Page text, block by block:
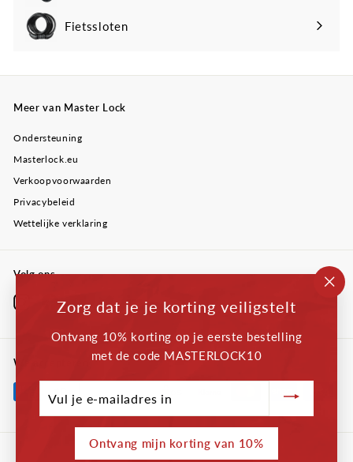
Fietssloten
Meer van Master Lock
Ondersteuning
Masterlock.eu
Verkoopvoorwaarden
Privacybeleid
Wettelijke verklaring
Volg ons
InstagramFacebookYouTubeTwitterLinkedIn
We accepteren
Zorg dat je je korting veiligstelt
Ontvang 10% korting op je eerste bestelling
met de code MASTERLOCK10
mailadresOntvang mijn korting van 10%